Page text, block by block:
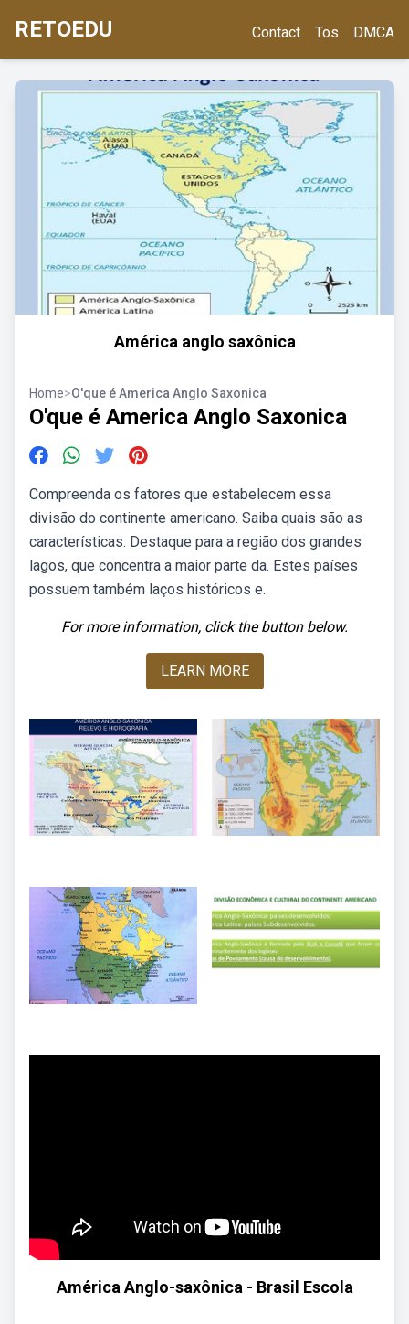
RETOEDU Contact Tos DMCA
América anglo saxônica
Home>O'que é America Anglo Saxonica
O'que é America Anglo Saxonica
Compreenda os fatores que estabelecem essa
divisão do continente americano. Saiba quais são as
características. Destaque para a região dos grandes
lagos, que concentra a maior parte da. Estes países
possuem também laços históricos e.
For more information, click the button below.
LEARN MORE
América Anglo-saxônica - Brasil Escola